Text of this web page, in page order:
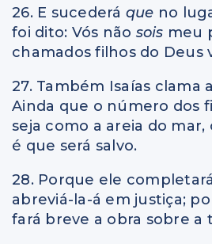
26. E sucederá que no
foi dito: Vós não sois meu
chamados filhos do Deus
27. Também Isaías clama
Ainda que o número dos
seja como a areia do
é que será salvo.
28. Porque ele
abreviá-la-á em justiça;
fará breve a obra sobre a